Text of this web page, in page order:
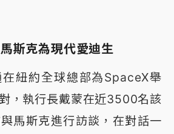
斯克為現代愛迪生
紐約全球總部為SpaceX舉
，執行長戴蒙在近3500名該
馬斯克進行訪談，在對話一